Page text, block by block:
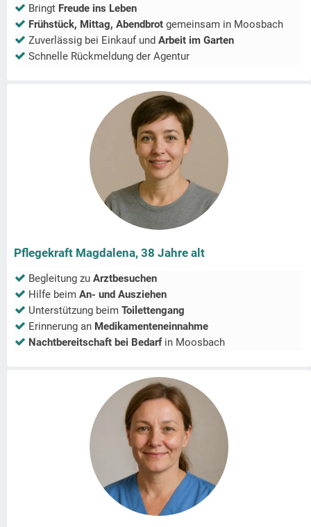
Bringt Freude ins Leben
Frühstück, Mittag, Abendbrot gemeinsam in Moosbach
Zuverlässig bei Einkauf und Arbeit im Garten
Schnelle Rückmeldung der Agentur
Pflegekraft Magdalena, 38 Jahre alt
Begleitung zu Arztbesuchen
Hilfe beim An- und Ausziehen
Unterstützung beim Toilettengang
Erinnerung an Medikamenteneinnahme
Nachtbereitschaft bei Bedarfin Moosbach